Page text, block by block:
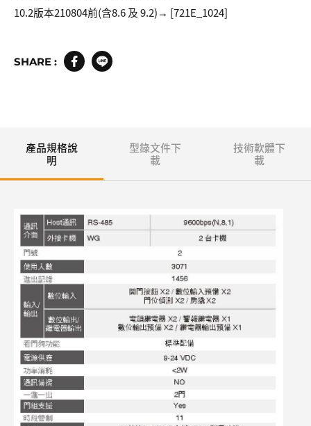
10.2版本210804前(含8.6 及 9.2)→ [721E_1024]
SHARE :
產品規格說
明
型錄文件下
載
技術軟體下
載